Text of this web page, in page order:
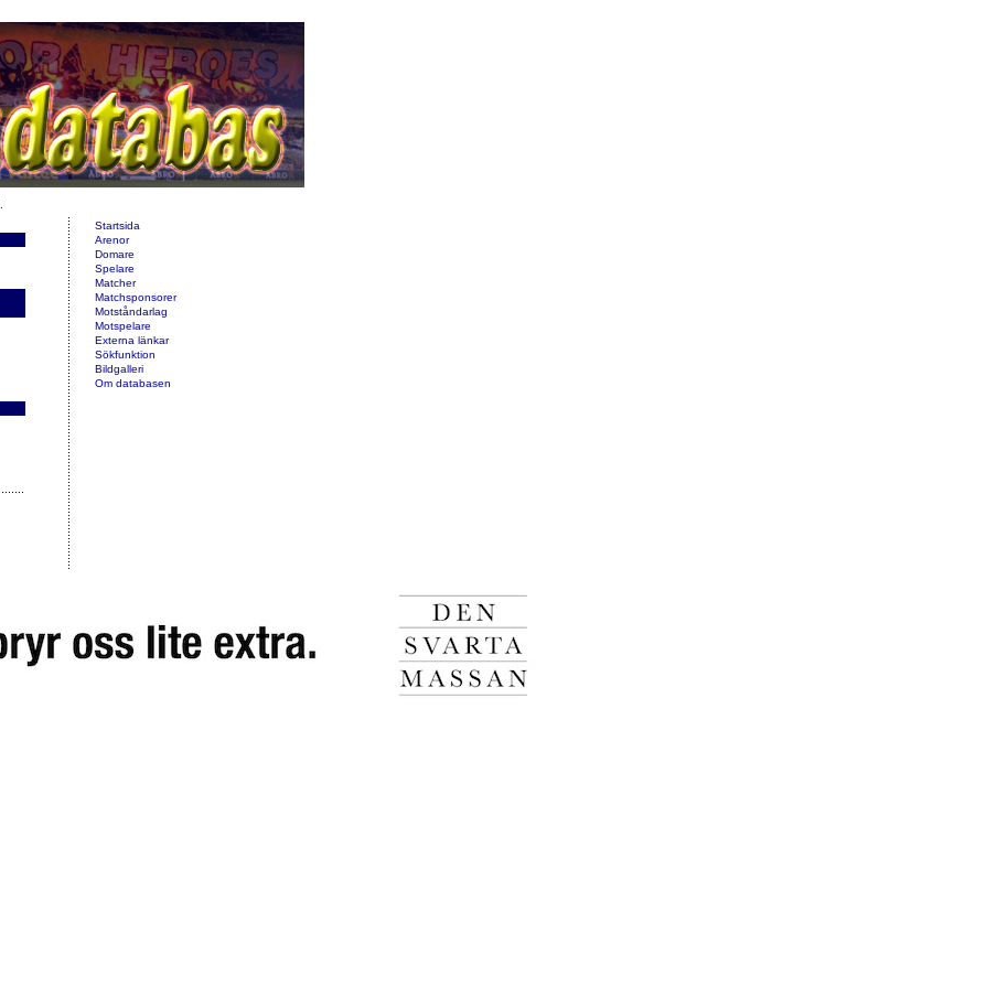
Startsida
Arenor
Domare
Spelare
Matcher
Matchsponsorer
Motståndarlag
Motspelare
Externa länkar
Sökfunktion
Bildgalleri
Om databasen